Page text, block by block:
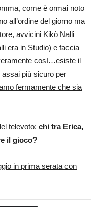
come è ormai noto
all’ordine del giorno ma
avvicini Kikò Nalli
era in Studio) e faccia
così…esiste il
assai più sicuro per
fermamente che sia
televoto: chi tra Erica,
il gioco?
in prima serata con